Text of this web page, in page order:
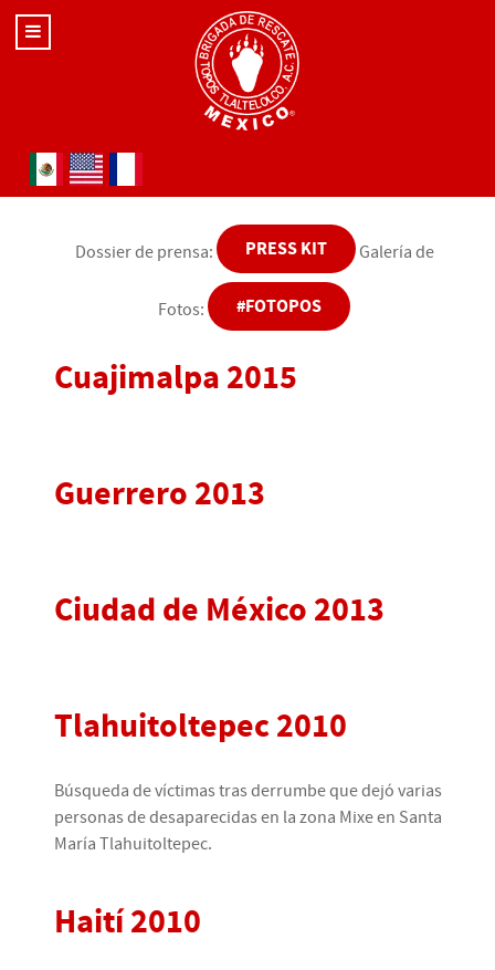
Seleccione su idioma
Dossier de prensa: PRESS KIT Galería de
Fotos: #FOTOPOS
Cuajimalpa 2015
Guerrero 2013
Ciudad de México 2013
Tlahuitoltepec 2010
Búsqueda de víctimas tras derrumbe que dejó varias
personas de desaparecidas en la zona Mixe en Santa
María Tlahuitoltepec.
Haití 2010